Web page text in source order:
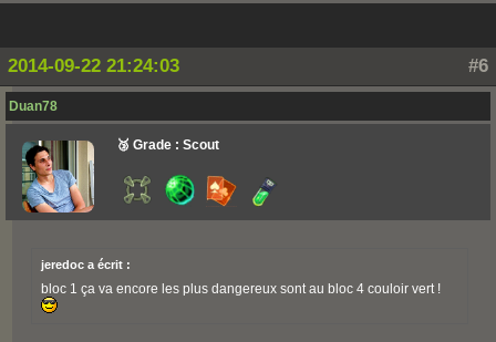
#6
2014-09-22 21:24:03
Duan78
🥉 Grade : Scout
jeredoc a écrit :
bloc 1 ça va encore les plus dangereux sont au bloc 4 couloir vert !